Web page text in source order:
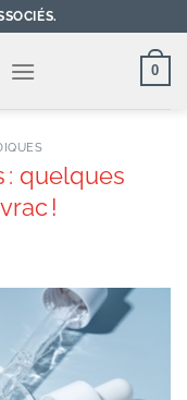
0
: quelques
!